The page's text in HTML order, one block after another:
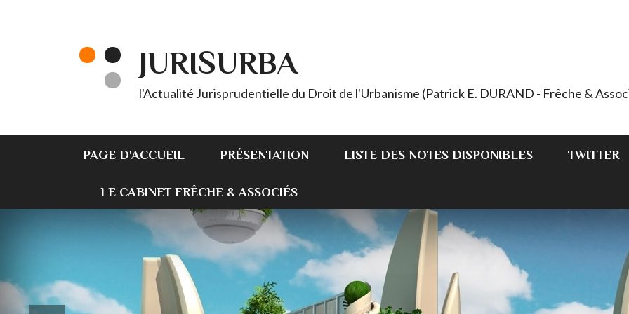
JURISURBA
l'Actualité Jurisprudentielle du Droit de l'Urbanisme (Patrick E. DURAND - Frêche &
PAGE D'ACCUEIL PRÉSENTATION LISTE DES NOTES DISPONIBLES TWITTER
LE CABINET FRÊCHE & ASSOCIÉS